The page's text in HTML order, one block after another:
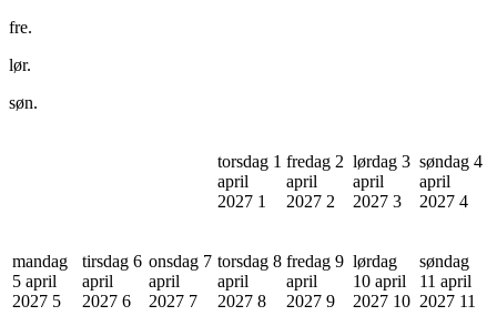
fre.
lør.
søn.
torsdag 1
april
2027 1
fredag 2
april
2027 2
lørdag 3
april
2027 3
søndag 4
april
2027 4
mandag
5 april
2027 5
tirsdag 6
april
2027 6
onsdag 7
april
2027 7
torsdag 8
april
2027 8
fredag 9
april
2027 9
lørdag
10 april
2027 10
søndag
11 april
2027 11